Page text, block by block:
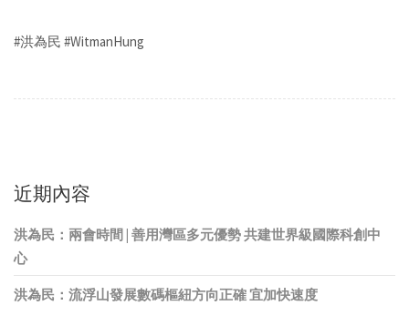
#洪為民 #WitmanHung
近期內容
洪為民：兩會時間 | 善用灣區多元優勢 共建世界級國際科創中
心
洪為民：流浮山發展數碼樞紐方向正確 宜加快速度